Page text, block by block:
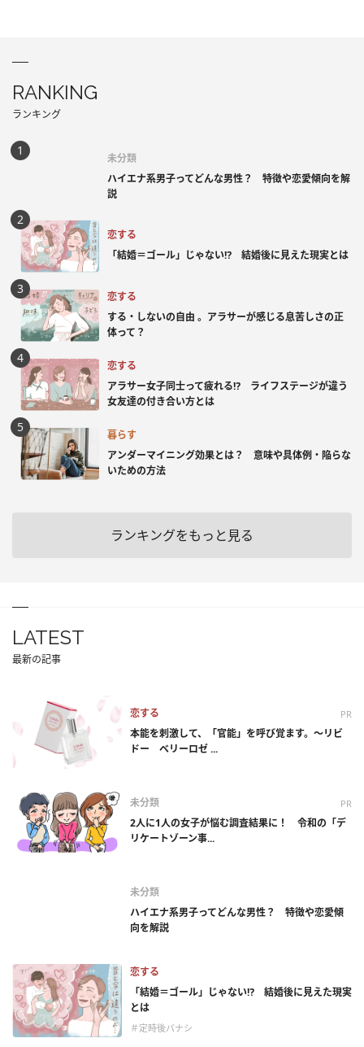
RANKING
ランキング
未分類
ハイエナ系男子ってどんな男性？ 特徴や恋愛傾向を解
説
恋する
「結婚＝ゴール」じゃない⁉ 結婚後に見えた現実とは
恋する
する・しないの自由 。アラサーが感じる息苦しさの正
体って？
恋する
アラサー女子同士って疲れる⁉ ライフステージが違う
女友達の付き合い方とは
暮らす
アンダーマイニング効果とは？ 意味や具体例・陥らな
いための方法
ランキングをもっと見る
LATEST
最新の記事
恋する PR
本能を刺激して、「官能」を呼び覚ます。～リビ
ドー ベリーロゼ ...
未分類 PR
2人に1人の女子が悩む調査結果に！ 令和の「デ
リケートゾーン事...
未分類
ハイエナ系男子ってどんな男性？ 特徴や恋愛傾
向を解説
恋する
「結婚＝ゴール」じゃない⁉ 結婚後に見えた現実
とは
＃定時後バナシ